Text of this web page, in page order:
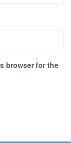
browser for the